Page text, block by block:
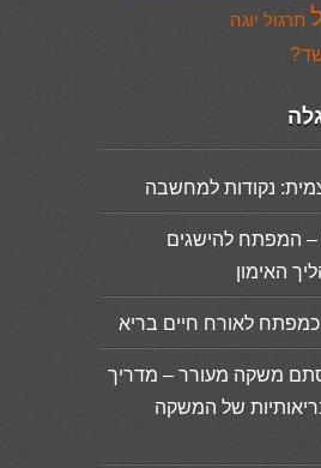
תרגול יוגה
נקודות למחשבה
– המפתח להישגים
האימון
כמפתח לאורח חיים בריא
משקה מעורר – מדריך
של המשקה